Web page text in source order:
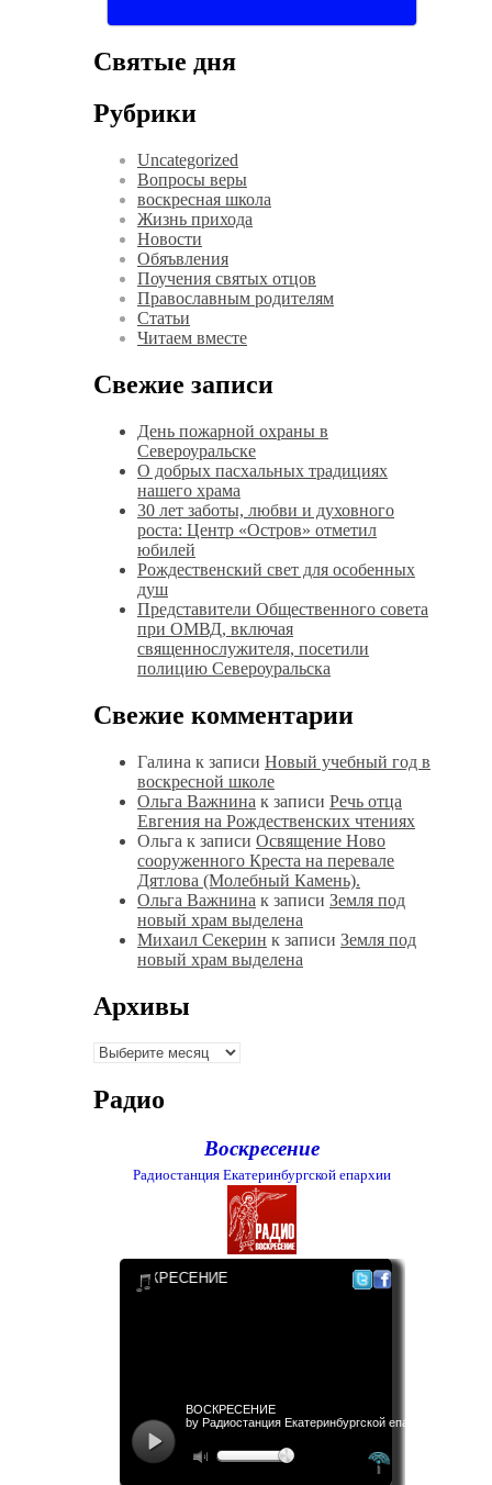
Святые дня
Рубрики
Uncategorized
Вопросы веры
воскресная школа
Жизнь прихода
Новости
Обяъвления
Поучения святых отцов
Православным родителям
Статьи
Читаем вместе
Свежие записи
День пожарной охраны в
Североуральске
О добрых пасхальных традициях
нашего храма
30 лет заботы, любви и духовного
роста: Центр «Остров» отметил
юбилей
Рождественский свет для особенных
душ
Представители Общественного совета
при ОМВД, включая
священнослужителя, посетили
полицию Североуральска
Свежие комментарии
Галина к записи Новый учебный год в
воскресной школе
Ольга Важнина к записи Речь отца
Евгения на Рождественских чтениях
Ольга к записи Освящение Ново
сооруженного Креста на перевале
Дятлова (Молебный Камень).
Ольга Важнина к записи Земля под
новый храм выделена
Михаил Секерин к записи Земля под
новый храм выделена
Архивы
Архивы
Радио
Воскресение
Радиостанция Екатеринбургской епархии